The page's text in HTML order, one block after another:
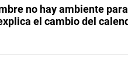
no hay ambiente
el cambio del